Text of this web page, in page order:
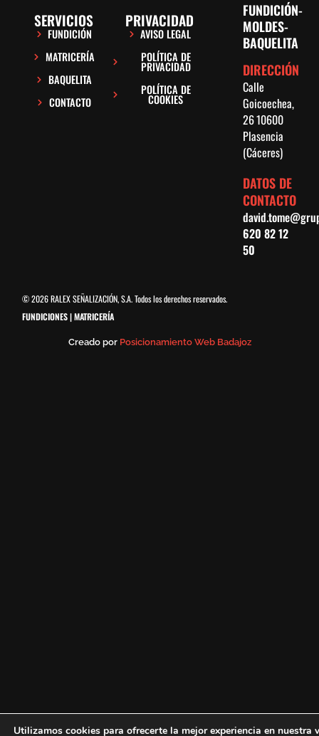
SERVICIOS
FUNDICIÓN
MATRICERÍA
BAQUELITA
CONTACTO
PRIVACIDAD
AVISO LEGAL
POLÍTICA DE
PRIVACIDAD
POLÍTICA DE
COOKIES
FUNDICIÓN-
MOLDES-
BAQUELITA
DIRECCIÓN
Calle
Goicoechea,
2610600
Plasencia
(Cáceres)
DATOS DE
CONTACTO
620 82 12
50
© 2026 RALEX SEÑALIZACIÓN, S.A. Todos los derechos reservados.
FUNDICIONES | MATRICERÍA
Creado por Posicionamiento Web Badajoz
Utilizamos cookies para ofrecerte la mejor experiencia en nuestra